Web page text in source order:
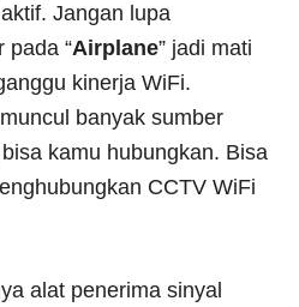
Jangan lupa
pada “Airplane” jadi mati
kinerja WiFi.
banyak sumber
kamu hubungkan. Bisa
CCTV WiFi
alat penerima sinyal